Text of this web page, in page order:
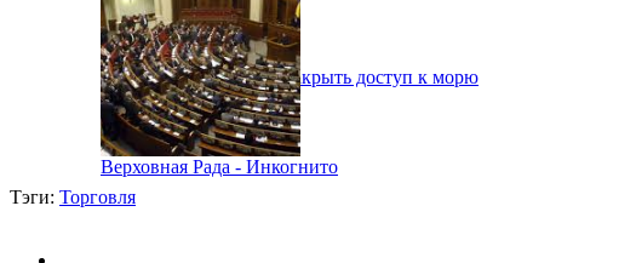
В Одессе вынуждены закрыть доступ к морю
Верховная Рада - Инкогнито
Тэги: Торговля